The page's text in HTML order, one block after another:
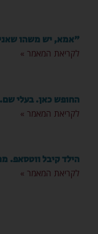
"אמא, יש משהו
לקריאת המאמר »
החופש כאן. בעלי
לקריאת המאמר »
הילד קיבל ווטסאפ.
לקריאת המאמר »